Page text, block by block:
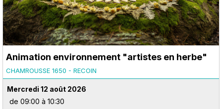
Animation environnement "artistes en herbe"
CHAMROUSSE 1650 - RECOIN
Mercredi 12 août 2026
de 09:00 à 10:30